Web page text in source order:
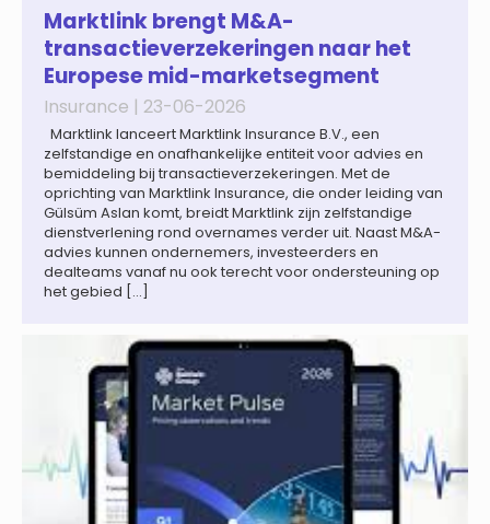
wereldwijd naar verwachting afnemen tot 1,3% in reële
termen in […]
Marktlink brengt M&A-
transactieverzekeringen naar het
Europese mid-marketsegment
Insurance | 23-06-2026
Marktlink lanceert Marktlink Insurance B.V., een
zelfstandige en onafhankelijke entiteit voor advies en
bemiddeling bij transactieverzekeringen. Met de
oprichting van Marktlink Insurance, die onder leiding van
Gülsüm Aslan komt, breidt Marktlink zijn zelfstandige
dienstverlening rond overnames verder uit. Naast M&A-
advies kunnen ondernemers, investeerders en
dealteams vanaf nu ook terecht voor ondersteuning op
het gebied […]